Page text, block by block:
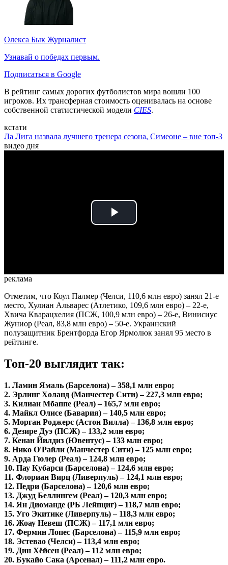
Олекса Бык Журналист
Узнавай о победах первым.
Подписаться в Google
В рейтинг самых дорогих футболистов мира вошли 100
игроков. Их трансферная стоимость оценивалась на основе
собственной статистической модели CIES.
кстати
Ла Лига назвала лучшего тренера сезона, Симеоне – вне топ-3
видео дня
Play
реклама
Отметим, что Коул Палмер (Челси, 110,6 млн евро) занял 21-е
место, Хулиан Альварес (Атлетико, 109,6 млн евро) – 22-е,
Хвича Кварацхелия (ПСЖ, 100,9 млн евро) – 26-е, Винисиус
Жуниор (Реал, 83,8 млн евро) – 50-е. Украинский
полузащитник Брентфорда Егор Ярмолюк занял 95 место в
рейтинге.
Топ-20 выглядит так:
1. Ламин Ямаль (Барселона) – 358,1 млн евро;
2. Эрлинг Холанд (Манчестер Сити) – 227,3 млн евро;
3. Килиан Мбаппе (Реал) – 165,7 млн евро;
4. Майкл Олисе (Бавария) – 140,5 млн евро;
5. Морган Роджерс (Астон Вилла) – 136,8 млн евро;
6. Дезире Дуэ (ПСЖ) – 133,2 млн евро;
7. Кенан Йилдиз (Ювентус) – 133 млн евро;
8. Нико О'Райли (Манчестер Сити) – 125 млн евро;
9. Арда Гюлер (Реал) – 124,8 млн евро;
10. Пау Кубарси (Барселона) – 124,6 млн евро;
11. Флориан Вирц (Ливерпуль) – 124,1 млн евро;
12. Педри (Барселона) – 120,6 млн евро;
13. Джуд Беллингем (Реал) – 120,3 млн евро;
14. Ян Диоманде (РБ Лейпциг) – 118,7 млн евро;
15. Уго Экитике (Ливерпуль) – 118,3 млн евро;
16. Жоау Невеш (ПСЖ) – 117,1 млн евро;
17. Фермин Лопес (Барселона) – 115,9 млн евро;
18. Эстевао (Челси) – 113,4 млн евро;
19. Дин Хёйсен (Реал) – 112 млн евро;
20. Букайо Сака (Арсенал) – 111,2 млн евро.